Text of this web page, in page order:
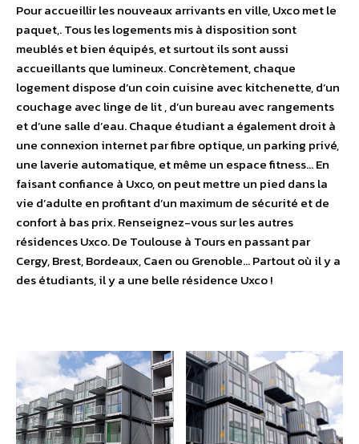
Pour accueillir les nouveaux arrivants en ville, Uxco met le
paquet,. Tous les logements mis à disposition sont
meublés et bien équipés, et surtout ils sont aussi
accueillants que lumineux. Concrètement, chaque
logement dispose d’un coin cuisine avec kitchenette, d’un
couchage avec linge de lit , d’un bureau avec rangements
et d’une salle d’eau. Chaque étudiant a également droit à
une connexion internet par fibre optique, un parking privé,
une laverie automatique, et même un espace fitness… En
faisant confiance à Uxco, on peut mettre un pied dans la
vie d’adulte en profitant d’un maximum de sécurité et de
confort à bas prix. Renseignez-vous sur les autres
résidences Uxco. De Toulouse à Tours en passant par
Cergy, Brest, Bordeaux, Caen ou Grenoble… Partout où il y a
des étudiants, il y a une belle résidence Uxco !